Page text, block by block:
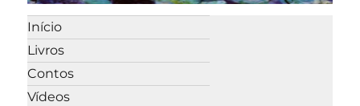
Início
Livros
Contos
Vídeos